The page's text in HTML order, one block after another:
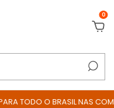
0
BRASIL NAS COMPRAS ACIMA